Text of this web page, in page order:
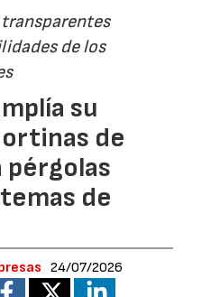
de los
su
de
de
24/07/2026